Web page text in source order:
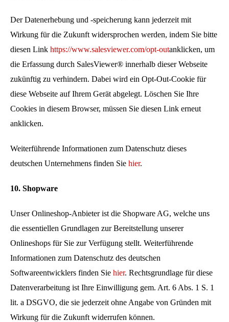
Der Datenerhebung und -speicherung kann jederzeit mit
Wirkung für die Zukunft widersprochen werden, indem Sie bitte
diesen Link https://www.salesviewer.com/opt-outanklicken, um
die Erfassung durch SalesViewer® innerhalb dieser Webseite
zukünftig zu verhindern. Dabei wird ein Opt-Out-Cookie für
diese Webseite auf Ihrem Gerät abgelegt. Löschen Sie Ihre
Cookies in diesem Browser, müssen Sie diesen Link erneut
anklicken.
Weiterführende Informationen zum Datenschutz dieses
deutschen Unternehmens finden Sie hier.
10. Shopware
Unser Onlineshop-Anbieter ist die Shopware AG, welche uns
die essentiellen Grundlagen zur Bereitstellung unserer
Onlineshops für Sie zur Verfügung stellt. Weiterführende
Informationen zum Datenschutz des deutschen
Softwareentwicklers finden Sie hier. Rechtsgrundlage für diese
Datenverarbeitung ist Ihre Einwilligung gem. Art. 6 Abs. 1 S. 1
lit. a DSGVO, die sie jederzeit ohne Angabe von Gründen mit
Wirkung für die Zukunft widerrufen können.